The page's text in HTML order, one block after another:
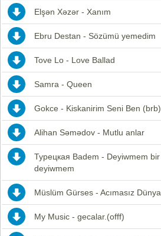
Elşən Xəzər - Xanım
Ebru Destan - Sözümü yemedim
Tove Lo - Love Ballad
Samra - Queen
Gokce - Kiskanirim Seni Ben (brb)
Alihan Səmədov - Mutlu anlar
Турецкая Badem - Deyiwmem
deyiwmem
Müslüm Gürses - Acımasız Dünya
My Music - gecalar.(offf)